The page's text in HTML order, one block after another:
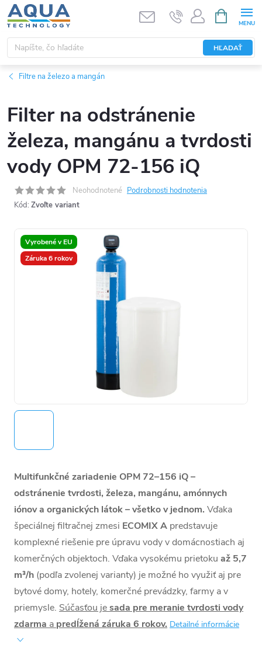
Prejsť
na
obsah
HĽADAŤ
KOŠÍK
Filtre na železo a mangán
Filter na odstránenie
železa, mangánu a tvrdosti
vody OPM 72-156 iQ
Neohodnotené Podrobnosti hodnotenia
Kód: Zvoľte variant
Vyrobené v EU
Záruka 6 rokov
Multifunkčné zariadenie OPM 72–156 iQ –
odstránenie tvrdosti, železa, mangánu, amónnych
iónov a organických látok – všetko v jednom. Vďaka
špeciálnej filtračnej zmesi ECOMIX A predstavuje
komplexné riešenie pre úpravu vody v domácnostiach aj
komerčných objektoch. Vďaka vysokému prietoku až 5,7
m³/h (podľa zvolenej varianty) je možné ho využiť aj pre
bytové domy, hotely, komerčné prevádzky, farmy a v
priemysle. Súčasťou jesada pre meranie tvrdosti vody
zdarma a predĺžená záruka 6 rokov. Detailné informácie